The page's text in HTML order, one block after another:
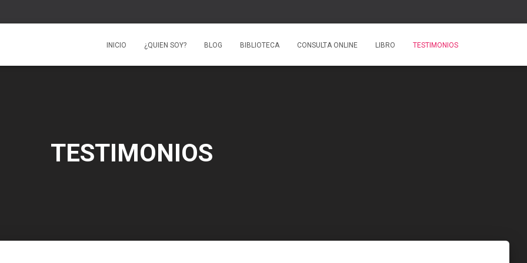
INICIO ¿QUIEN SOY? BLOG BIBLIOTECA CONSULTA ONLINE LIBRO TESTIMONIOS
TESTIMONIOS